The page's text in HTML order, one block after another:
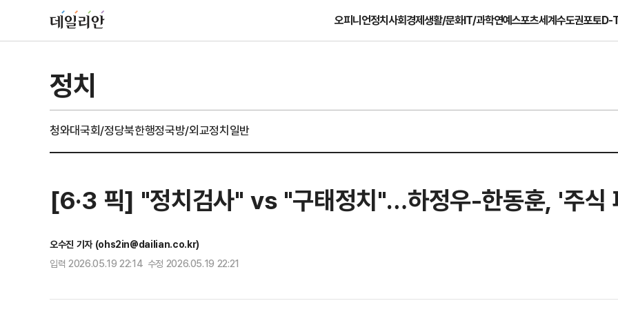
오피니언정치사회경제생활/문화IT/과학연예스포츠세계수도권포토D-
정치
청와대국회/정당북한행정국방/외교정치일반
[6·3 픽] "정치검사" vs "구태정치"…하정우-한동훈, '주식
오수진 기자 (ohs2in@dailian.co.kr)
입력 2026.05.19 22:14 수정 2026.05.19 22:21